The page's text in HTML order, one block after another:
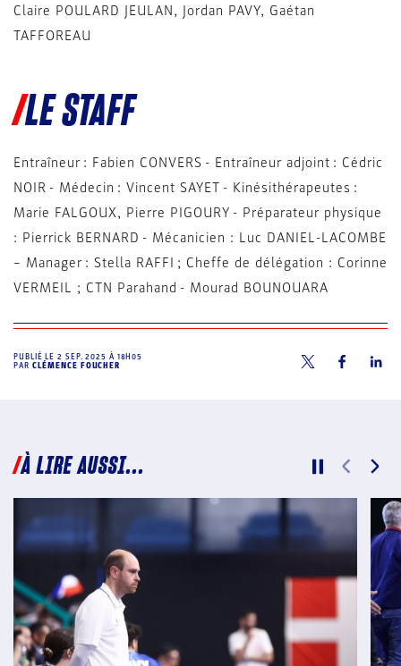
Claire POULARD JEULAN, Jordan PAVY, Gaétan
TAFFOREAU
LE STAFF
Entraîneur : Fabien CONVERS - Entraîneur adjoint : Cédric
NOIR - Médecin : Vincent SAYET - Kinésithérapeutes :
Marie FALGOUX, Pierre PIGOURY - Préparateur physique
: Pierrick BERNARD - Mécanicien : Luc DANIEL-LACOMBE
– Manager : Stella RAFFI ; Cheffe de délégation : Corinne
VERMEIL ; CTN Parahand - Mourad BOUNOUARA
PUBLIÉ LE2 SEP. 2025 À 18H05
PAR CLÉMENCE FOUCHER
À LIRE AUSSI...